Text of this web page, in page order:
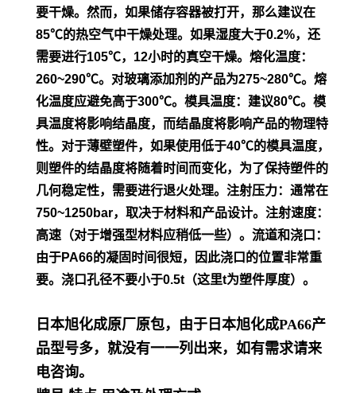
要干燥。然而，如果储存容器被打开，那么建议在
85℃的热空气中干燥处理。如果湿度大于0.2%，还
需要进行105℃，12小时的真空干燥。 熔化温度：
260~290℃。对玻璃添加剂的产品为275~280℃。熔
化温度应避免高于300℃。模具温度：建议80℃。模
具温度将影响结晶度，而结晶度将影响产品的物理特
性。对于薄壁塑件，如果使用低于40℃的模具温度，
则塑件的结晶度将随着时间而变化，为了保持塑件的
几何稳定性，需要进行退火处理。 注射压力：通常在
750~1250bar，取决于材料和产品设计。 注射速度：
高速（对于增强型材料应稍低一些）。流道和浇口：
由于PA66的凝固时间很短，因此浇口的位置非常重
要。浇口孔径不要小于0.5t（这里t为塑件厚度）。
日本旭化成原厂原包，由于日本旭化成PA66产
品型号多，就没有一一列出来，如有需求请来
电咨询。